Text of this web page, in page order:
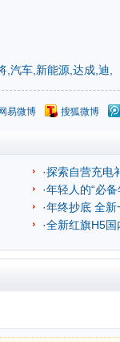
,汽车,新能源,达成,迪,
网易微博 搜狐微博
·探索自营充电
·年轻人的“必
·年终抄底 全新
·全新红旗H5